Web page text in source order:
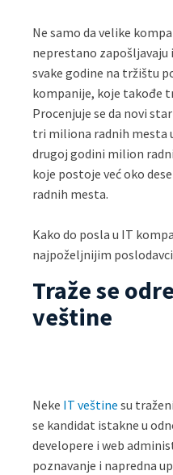
Ne samo da velike
neprestano zapošljavaju
svake godine na tržištu
kompanije, koje takođe
Procenjuje se da novi
tri miliona radnih mesta
drugoj godini milion
koje postoje već oko
radnih mesta.
Kako do posla u IT
najpoželjnijim
Traže se
veštine
Neke IT veštine su
se kandidat istakne u
developere i web
poznavanje i napredna